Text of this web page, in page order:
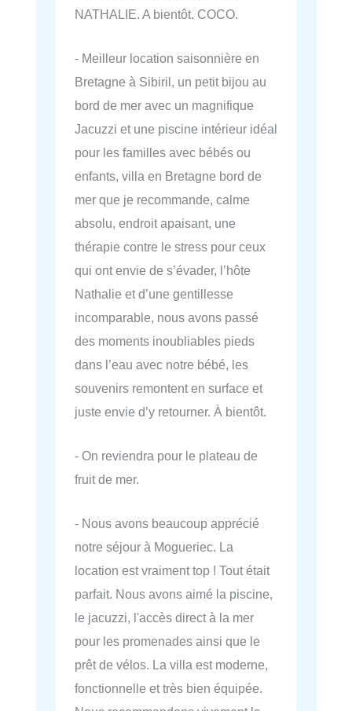
NATHALIE. A bientôt. COCO.
- Meilleur location saisonnière en
Bretagne à Sibiril, un petit bijou au
bord de mer avec un magnifique
Jacuzzi et une piscine intérieur idéal
pour les familles avec bébés ou
enfants, villa en Bretagne bord de
mer que je recommande, calme
absolu, endroit apaisant, une
thérapie contre le stress pour ceux
qui ont envie de s’évader, l’hôte
Nathalie et d’une gentillesse
incomparable, nous avons passé
des moments inoubliables pieds
dans l’eau avec notre bébé, les
souvenirs remontent en surface et
juste envie d’y retourner. À bientôt.
- On reviendra pour le plateau de
fruit de mer.
- Nous avons beaucoup apprécié
notre séjour à Mogueriec. La
location est vraiment top ! Tout était
parfait. Nous avons aimé la piscine,
le jacuzzi, l'accès direct à la mer
pour les promenades ainsi que le
prêt de vélos. La villa est moderne,
fonctionnelle et très bien équipée.